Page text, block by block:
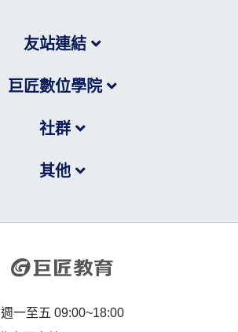
友站連結
巨匠數位學院
社群
其他
週一至五 09:00~18:00